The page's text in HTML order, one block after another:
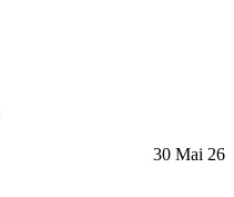
30 Mai 26